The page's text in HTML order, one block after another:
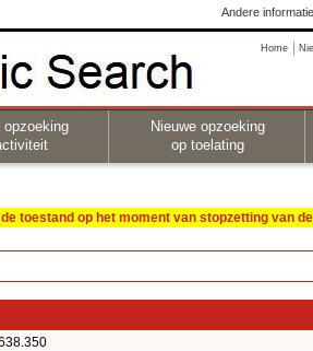
Andere
Home
opzoeking
Nieuwe opzoeking
op toelating
toestand op het moment van stopzetting van